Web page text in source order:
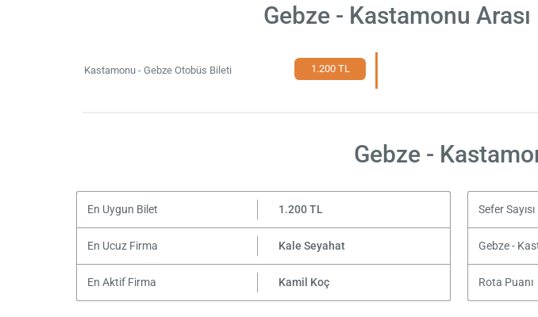
Gebze - Kastamonu
Kastamonu - Gebze Otobüs Bileti 1.200 TL
Gebze -
En Uygun Bilet 1.200 TL Sefer Sayısı
En Ucuz Firma Kale Seyahat Gebze -
En Aktif Firma Kamil Koç Rota Puanı